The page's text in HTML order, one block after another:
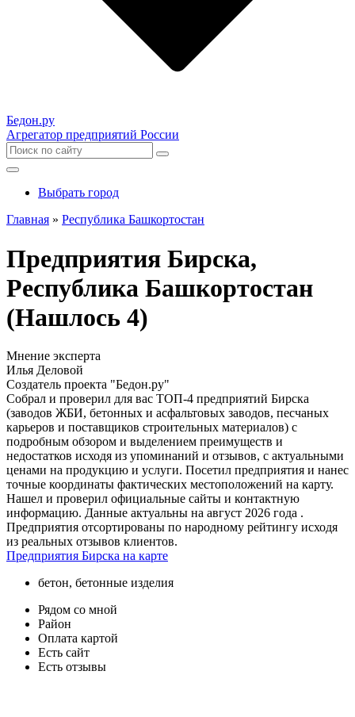
Бедон.ру
Агрегатор предприятий России
Выбрать город
Главная » Республика Башкортостан
Предприятия Бирска,
Республика Башкортостан
(Нашлось 4)
Мнение эксперта
Илья Деловой
Создатель проекта "Бедон.ру"
Собрал и проверил для вас ТОП-4 предприятий Бирска
(заводов ЖБИ, бетонных и асфальтовых заводов, песчаных
карьеров и поставщиков строительных материалов) с
подробным обзором и выделением преимуществ и
недостатков исходя из упоминаний и отзывов, с актуальными
ценами на продукцию и услуги. Посетил предприятия и нанес
точные координаты фактических местоположений на карту.
Нашел и проверил официальные сайты и контактную
информацию. Данные актуальны на август 2026 года .
Предприятия отсортированы по народному рейтингу исходя
из реальных отзывов клиентов.
Предприятия Бирска на карте
бетон, бетонные изделия
Рядом со мной
Район
Оплата картой
Есть сайт
Есть отзывы